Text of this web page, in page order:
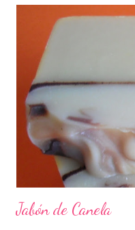
Jabón de Canela